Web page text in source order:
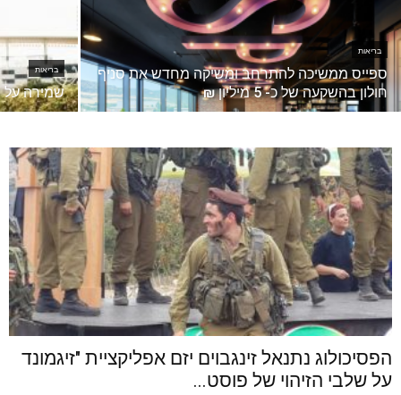
בריאות
ספייס ממשיכה להתרחב ומשיקה מחדש את סניף
חולון בהשקעה של כ- 5 מיליון ₪
בריאות
שמירה על
הפסיכולוג נתנאל זינגבוים יזם אפליקציית "זיגמונד
על שלבי הזיהוי של פוסט...